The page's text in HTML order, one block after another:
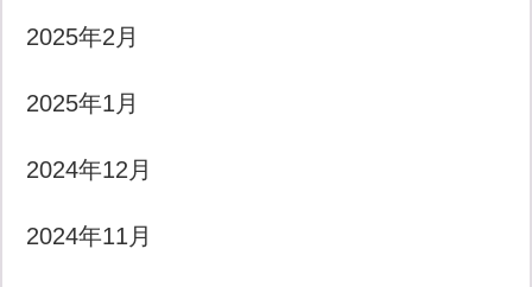
2025年2月
2025年1月
2024年12月
2024年11月